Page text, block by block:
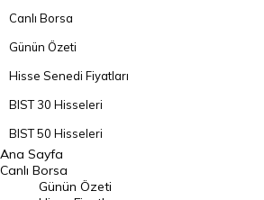
Canlı Borsa
Günün Özeti
Hisse Senedi Fiyatları
BIST 30 Hisseleri
BIST 50 Hisseleri
BIST 100 Hisseleri
En Çok Artan Hisseler
Ana Sayfa
Canlı Borsa
Günün Özeti